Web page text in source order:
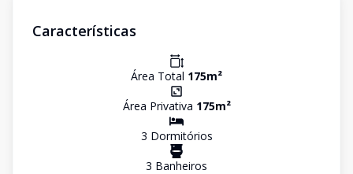
Características
Área Total 175m²
Área Privativa 175m²
3 Dormitórios
3 Banheiros